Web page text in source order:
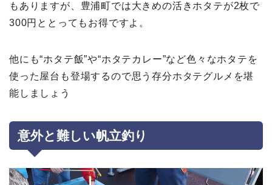
もありますが、豊浦町では大きめの活きホタテが2枚で
300円ととってもお得ですよ。
他にも“ホタテ飯”や“ホタテカレー”など色々なホタテを
使った屋台も登場するので思う存分ホタテグルメを堪
能しましょう
意外と難しい帆立釣り